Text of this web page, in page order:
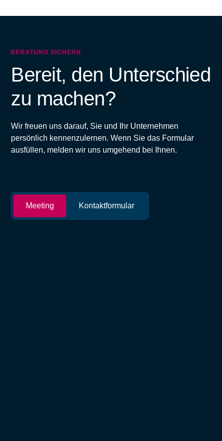
BERATUNG SICHERN
Bereit, den Unterschied
zu machen?
Wir freuen uns darauf, Sie und Ihr Unternehmen
persönlich kennenzulernen. Wenn Sie das Formular
ausfüllen, melden wir uns umgehend bei Ihnen.
Meeting Kontaktformular